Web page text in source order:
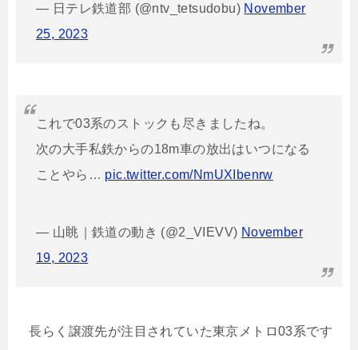
— 日テレ鉄道部 (@ntv_tetsudobu) November
25, 2023
これで03系のストックも尽きましたね。
次の大手私鉄からの18m車の放出はいつになる
ことやら… pic.twitter.com/NmUXIbenrw
— 山眺｜鉄道の動き (@2_VIEVV) November
19, 2023
長らく譲渡先が注目されていた東京メトロ03系です